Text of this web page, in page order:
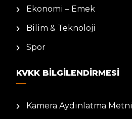
Ekonomi – Emek
Bilim & Teknoloji
Spor
KVKK BILGILENDIRMESI
Kamera Aydınlatma Metni